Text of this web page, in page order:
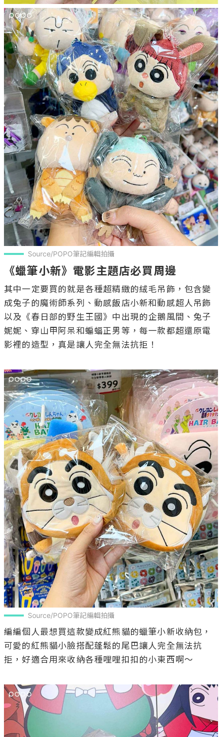
Source/POPO筆記編輯拍攝
《蠟筆小新》電影主題店必買周邊
其中一定要買的就是各種超精緻的絨毛吊飾，包含變
成兔子的魔術師系列、動感飯店小新和動感超人吊飾
以及《春日部的野生王國》中出現的企鵝風間、兔子
妮妮、穿山甲阿呆和蝙蝠正男等，每一款都超還原電
影裡的造型，真是讓人完全無法抗拒！
Source/POPO筆記編輯拍攝
編編個人最想買這款變成紅熊貓的蠟筆小新收納包，
可愛的紅熊貓小臉搭配蓬鬆的尾巴讓人完全無法抗
拒，好適合用來收納各種哩哩扣扣的小東西啊～